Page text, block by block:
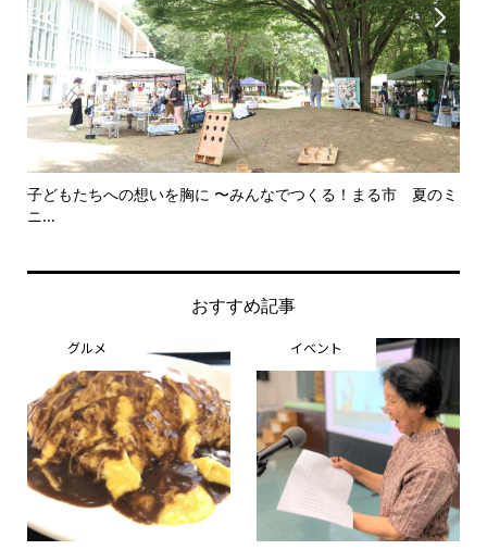

子どもたちへの想いを胸に 〜みんなでつくる！まる市 夏のミ
ニ...

おすすめ記事
グルメ イベント